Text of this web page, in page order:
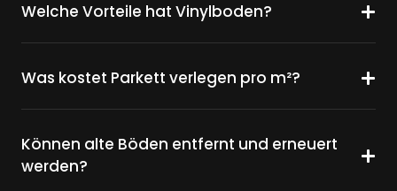
Welche Vorteile hat Vinylboden?
Was kostet Parkett verlegen pro m²?
Können alte Böden entfernt und erneuert
werden?